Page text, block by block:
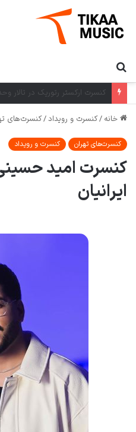
کنسرت کودک خاله پروانه در کرج
خانه /کنسرت و رویداد/کنسرت‌های
کنسرت‌های تهران کنسرت و رویداد
کنسرت امید
ایرانیان